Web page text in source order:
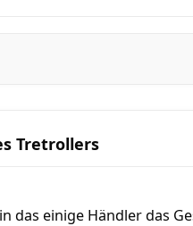
Tretrollers
das einige Händler das